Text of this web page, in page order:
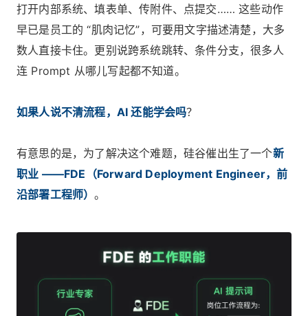
打开内部系统、填表单、传附件、点提交…… 这些动作
早已是员工的 “肌肉记忆”，可要用文字描述清楚，大多
数人直接卡住。更别说跨系统跳转、条件分支，很多人
连 Prompt 从哪儿写起都不知道。
如果人说不清流程，AI 还能学会吗？
有意思的是，为了解决这个难题，硅谷催出生了一个新
职业 ——FDE（Forward Deployment Engineer，前
沿部署工程师）。